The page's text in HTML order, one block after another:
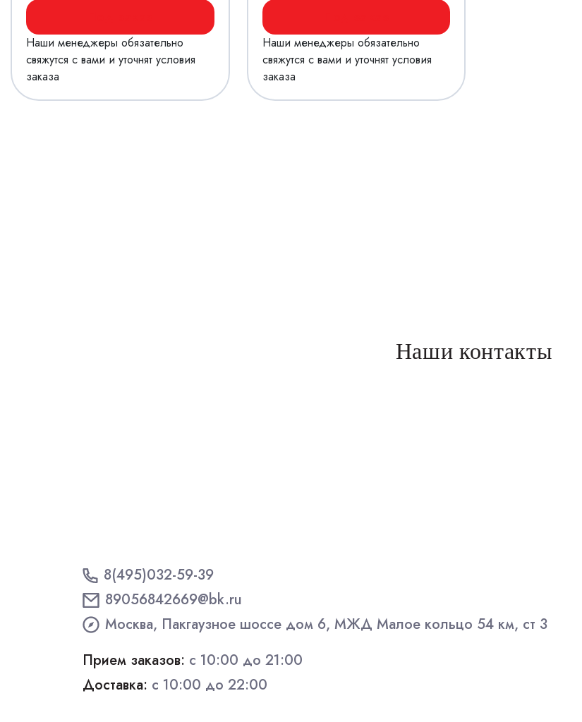
Наши менеджеры обязательно
свяжутся с вами и уточнят условия
заказа
Наши менеджеры обязательно
свяжутся с вами и уточнят условия
заказа
Наши контакты
8(495)032-59-39
89056842669@bk.ru
Москва, Пакгаузное шоссе дом 6, МЖД Малое кольцо 54 км, ст 3
Прием заказов: с 10:00 до 21:00
Доставка: с 10:00 до 22:00